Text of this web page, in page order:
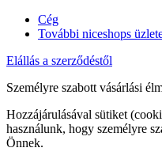
Cég
További niceshops
Elállás a szerződéstől
Személyre szabott vásárlási
Hozzájárulásával sütiket
használunk, hogy személyre
Önnek.